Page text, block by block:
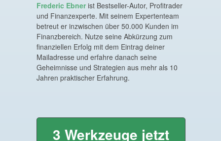
Frederic Ebner ist Bestseller-Autor, Profitrader
und Finanzexperte. Mit seinem Expertenteam
betreut er inzwischen über 50.000 Kunden im
Finanzbereich. Nutze seine Abkürzung zum
finanziellen Erfolg mit dem Eintrag deiner
Mailadresse und erfahre danach seine
Geheimnisse und Strategien aus mehr als 10
Jahren praktischer Erfahrung.
3 Werkzeuge jetzt